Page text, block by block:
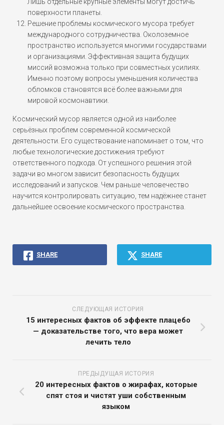
Лишь отдельные крупные элементы могут достичь
поверхности планеты.
Решение проблемы космического мусора требует
международного сотрудничества. Околоземное
пространство используется многими государствами
и организациями. Эффективная защита будущих
миссий возможна только при совместных усилиях.
Именно поэтому вопросы уменьшения количества
обломков становятся всё более важными для
мировой космонавтики.
Космический мусор является одной из наиболее
серьёзных проблем современной космической
деятельности. Его существование напоминает о том, что
любые технологические достижения требуют
ответственного подхода. От успешного решения этой
задачи во многом зависит безопасность будущих
исследований и запусков. Чем раньше человечество
научится контролировать ситуацию, тем надёжнее станет
дальнейшее освоение космического пространства.
SHARE SHARE
СЛЕДУЮЩАЯ ИСТОРИЯ
15 интересных фактов об эффекте плацебо
— доказательстве того, что вера может
лечить тело
ПРЕДЫДУЩАЯ ИСТОРИЯ
20 интересных фактов о жирафах, которые
спят стоя и чистят уши собственным
языком